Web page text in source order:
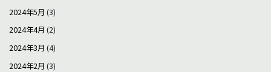
2024年5月 (3)
2024年4月 (2)
2024年3月 (4)
2024年2月 (3)